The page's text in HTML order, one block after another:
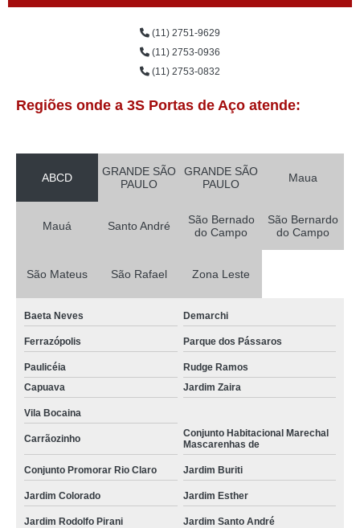
(11) 2751-9629
(11) 2753-0936
(11) 2753-0832
Regiões onde a 3S Portas de Aço atende:
ABCD
GRANDE SÃO
PAULO
GRANDE SÃO
PAULO
Maua
Mauá Santo André
São Bernado
do Campo
São Bernardo
do Campo
São Mateus São Rafael Zona Leste
Baeta Neves Demarchi
Ferrazópolis Parque dos Pássaros
Paulicéia
Rudge Ramos
Capuava
Jardim Zaira
Vila Bocaina
Carrãozinho
Conjunto Habitacional Marechal
Mascarenhas de
Conjunto Promorar Rio Claro Jardim Buriti
Jardim Colorado Jardim Esther
Jardim Rodolfo Pirani Jardim Santo André